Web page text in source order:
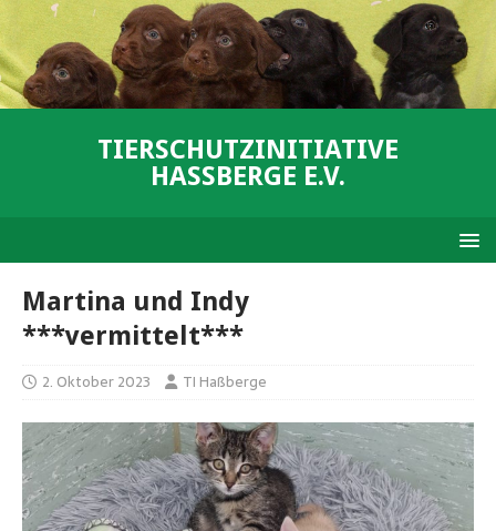
TIERSCHUTZINITIATIVE
HASSBERGE E.V.
Martina und Indy
***vermittelt***
2. Oktober 2023 TI Haßberge